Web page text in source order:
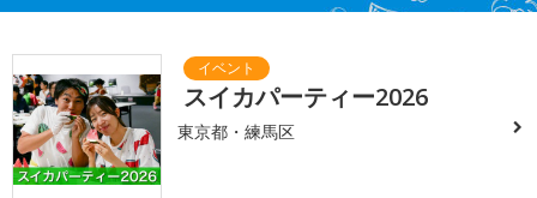
スイカパーティー2026
東京都・練馬区